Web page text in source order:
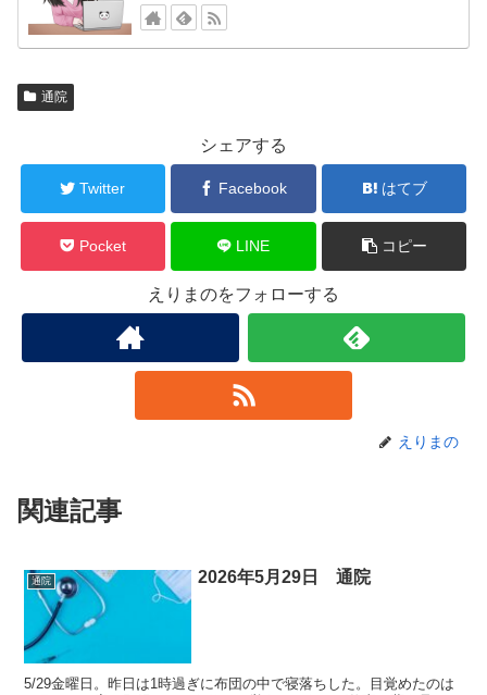
通院
シェアする
Twitter Facebook はてブ
Pocket LINE コピー
えりまのをフォローする
えりまの
関連記事
通院 2026年5月29日 通院
5/29金曜日。昨日は1時過ぎに布団の中で寝落ちした。目覚めたのは